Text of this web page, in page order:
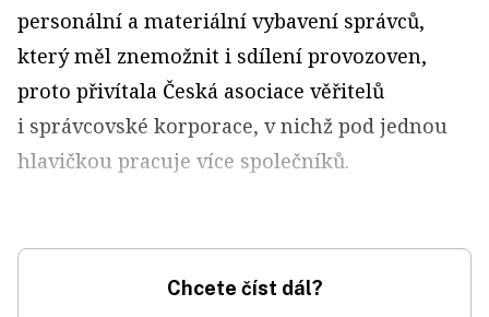
personální a materiální vybavení správců,
který měl znemožnit i sdílení provozoven,
proto přivítala Česká asociace věřitelů
i správcovské korporace, v nichž pod jednou
hlavičkou pracuje více společníků.
Chcete číst dál?